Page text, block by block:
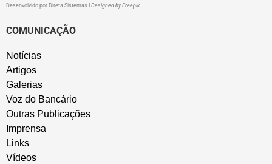
Desenvolvido por Direta Sistemas Designed by Freepik
COMUNICAÇÃO
Notícias
Artigos
Galerias
Voz do Bancário
Outras Publicações
Imprensa
Links
Vídeos